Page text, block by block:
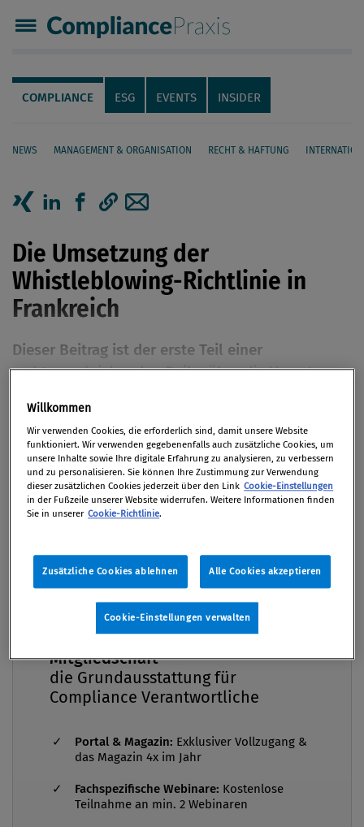
Compliance Praxis
Servicenavigation
Navigation
COMPLIANCE ESG EVENTS INSIDER
NEWS MANAGEMENT & ORGANISATION RECHT & HAFTUNG
Seiteninhalt
Die Umsetzung der
Whistleblowing-Richtlinie in
Frankreich
Dieser Beitrag ist der erste Teil einer
rechtsvergleichenden Reihe über die Umsetzung
Europäischen Union. Zunächst soll die ­
Umsetzung in dem als Vorreiter ­geltenden
Frankreich dargestellt werden. Ist es gelungen,
die ­Position des Musterschülers zu verteidigen?
TEIL 1
31. August 2022 / Erschienen in Compliance Praxis
3/2022
Die Europäische Union hat im Jahr 2019 eine
weitreichende Richtlinie zum Schutz von Personen,
die Verstöße gegen das Unionsrecht melden,
Kraft und jeder der 27 EU-Mitgliedstaaten hatte bis
ins nationale Recht umzusetzen. Sämtliche Staaten,
Premium
Compliance Praxis Premium
Mitgliedschaft -
die Grundausstattung für
Compliance Verantwortliche
Portal & Magazin: Exklusiver Vollzugang &
das Magazin 4x im Jahr
Fachspezifische Webinare: Kostenlose
Teilnahme an min. 2 Webinaren
Willkommen
Wir verwenden Cookies, die erforderlich sind, damit unsere Website
funktioniert. Wir verwenden gegebenenfalls auch zusätzliche Cookies, um
unsere Inhalte sowie Ihre digitale Erfahrung zu analysieren, zu verbessern
und zu personalisieren. Sie können Ihre Zustimmung zur Verwendung
dieser zusätzlichen Cookies jederzeit über den Link Cookie-Einstellungen
in der Fußzeile unserer Website widerrufen. Weitere Informationen finden
Sie in unserer Cookie-Richtlinie.
Zusätzliche Cookies ablehnen Alle Cookies akzeptieren
Cookie-Einstellungen verwalten